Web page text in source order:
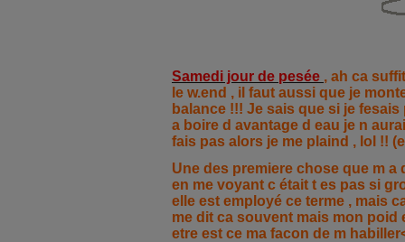
Samedi jour de pesée , ah ca
le w.end , il faut aussi que je
balance !!! Je sais que si je
a boire d avantage d eau je n
fais pas alors je me plaind , lol !!
Une des premiere chose que m a
en me voyant c était t es pas si
elle est employé ce terme , mais
me dit ca souvent mais mon poid
etre est ce ma facon de m